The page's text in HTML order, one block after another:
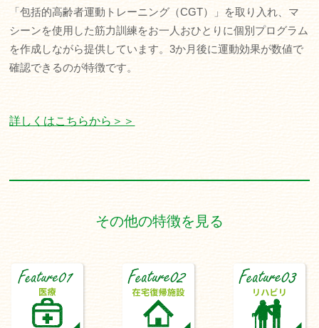
「包括的高齢者運動トレーニング（CGT）」を取り入れ、マ
シーンを使用した筋力訓練をお一人おひとりに個別プログラム
を作成しながら提供しています。3か月後に運動効果が数値で
確認できるのが特徴です。
詳しくはこちらから＞＞
その他の特徴を見る